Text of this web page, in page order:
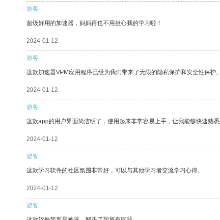
游客
超级好用的加速器，妈妈再也不用担心我的学习啦！
2024-01-12
游客
这款加速器VPM应用程序已经为我们带来了无限的隐私保护和安全性保护。
2024-01-12
游客
这款app的用户界面简洁明了，使用起来非常容易上手，让我能够快速熟悉
2024-01-12
游客
这款学习软件的社区氛围非常好，可以与其他学习者交流学习心得。
2024-01-12
游客